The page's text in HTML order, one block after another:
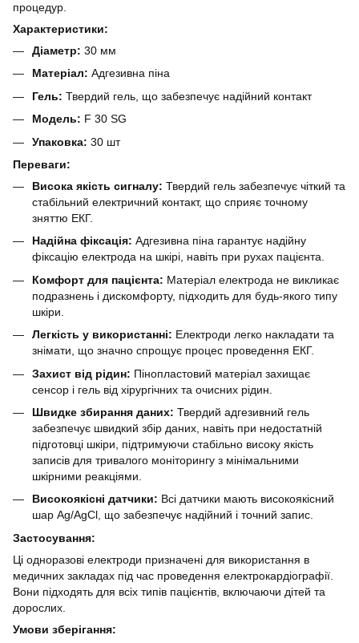
процедур.
Характеристики:
Діаметр: 30 мм
Матеріал: Адгезивна піна
Гель: Твердий гель, що забезпечує надійний контакт
Модель: F 30 SG
Упаковка: 30 шт
Переваги:
Висока якість сигналу: Твердий гель забезпечує чіткий та
стабільний електричний контакт, що сприяє точному
зняттю ЕКГ.
Надійна фіксація: Адгезивна піна гарантує надійну
фіксацію електрода на шкірі, навіть при рухах пацієнта.
Комфорт для пацієнта: Матеріал електрода не викликає
подразнень і дискомфорту, підходить для будь-якого типу
шкіри.
Легкість у використанні: Електроди легко накладати та
знімати, що значно спрощує процес проведення ЕКГ.
Захист від рідин: Пінопластовий матеріал захищає
сенсор і гель від хірургічних та очисних рідин.
Швидке збирання даних: Твердий адгезивний гель
забезпечує швидкий збір даних, навіть при недостатній
підготовці шкіри, підтримуючи стабільно високу якість
записів для тривалого моніторингу з мінімальними
шкірними реакціями.
Високоякісні датчики: Всі датчики мають високоякісний
шар Ag/AgCl, що забезпечує надійний і точний запис.
Застосування:
Ці одноразові електроди призначені для використання в
медичних закладах під час проведення електрокардіографії.
Вони підходять для всіх типів пацієнтів, включаючи дітей та
дорослих.
Умови зберігання: